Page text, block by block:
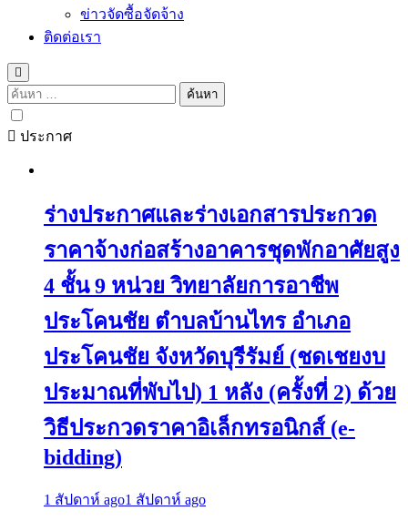
ข่าวจัดซื้อจัดจ้าง
ติดต่อเรา
ค้นหา
สำหรับ:
ประกาศ
ร่างประกาศและร่างเอกสารประกวด
ราคาจ้างก่อสร้างอาคารชุดพักอาศัยสูง
4 ชั้น 9 หน่วย วิทยาลัยการอาชีพ
ประโคนชัย ตำบลบ้านไทร อำเภอ
ประโคนชัย จังหวัดบุรีรัมย์ (ชดเชยงบ
ประมาณที่พับไป) 1 หลัง (ครั้งที่ 2) ด้วย
วิธีประกวดราคาอิเล็กทรอนิกส์ (e-
bidding)
1 สัปดาห์ ago1 สัปดาห์ ago